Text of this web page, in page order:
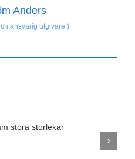
Anders
ansvarig utgivare )